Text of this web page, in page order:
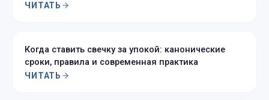
ЧИТАТЬ
Когда ставить свечку за упокой: канонические
сроки, правила и современная практика
ЧИТАТЬ